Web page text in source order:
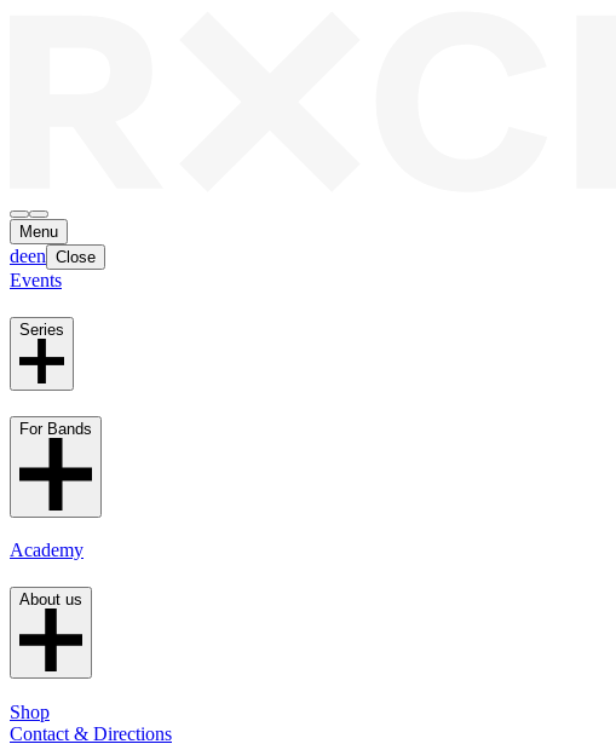
Menu
deen Close
Events
Series
For Bands
Academy
About us
Shop
Contact & Directions